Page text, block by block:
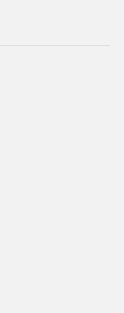
CAL);
Configuration
с
(System